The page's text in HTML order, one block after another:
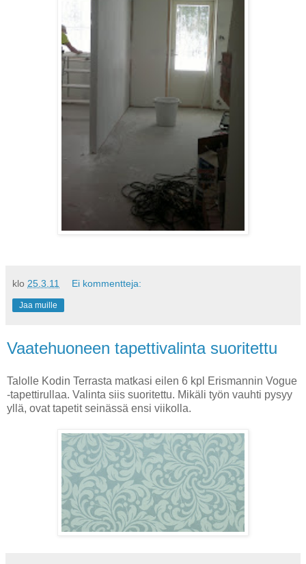
klo 25.3.11 Ei kommentteja:
Jaa muille
Vaatehuoneen tapettivalinta suoritettu
Talolle Kodin Terrasta matkasi eilen 6 kpl Erismannin Vogue
-tapettirullaa. Valinta siis suoritettu. Mikäli työn vauhti pysyy
yllä, ovat tapetit seinässä ensi viikolla.